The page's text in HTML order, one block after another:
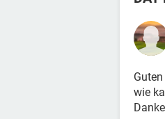
wie